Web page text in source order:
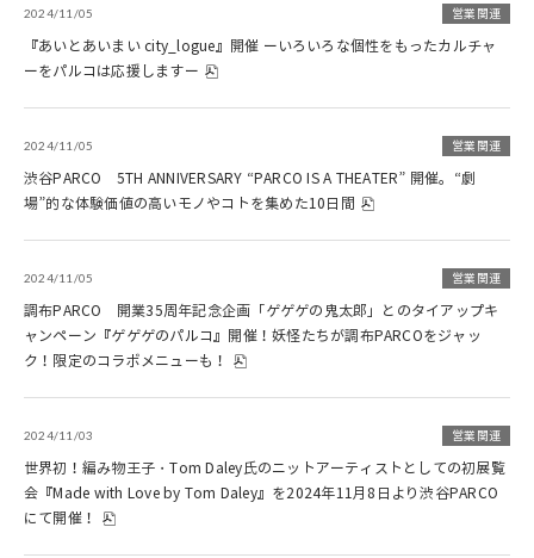
2024/11/05 営業関連
『あいとあいまい city_logue』開催 ーいろいろな個性をもったカルチャ
ーをパルコは応援しますー
2024/11/05 営業関連
渋谷PARCO 5TH ANNIVERSARY “PARCO IS A THEATER” 開催。“劇
場”的な体験価値の高いモノやコトを集めた10日間
2024/11/05 営業関連
調布PARCO 開業35周年記念企画「ゲゲゲの鬼太郎」とのタイアップキ
ャンペーン『ゲゲゲのパルコ』開催！妖怪たちが調布PARCOをジャッ
ク！限定のコラボメニューも！
2024/11/03 営業関連
世界初！編み物王子・Tom Daley氏のニットアーティストとしての初展覧
会『Made with Love by Tom Daley』を2024年11月8日より渋谷PARCO
にて開催！